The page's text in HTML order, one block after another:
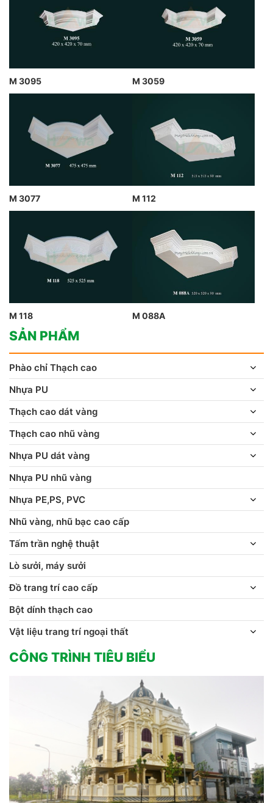
M 3095 M 3059
M 3077 M 112
M 118 M 088A
SẢN PHẨM
Phào chỉ Thạch cao
Nhựa PU
Thạch cao dát vàng
Thạch cao nhũ vàng
Nhựa PU dát vàng
Nhựa PU nhũ vàng
Nhựa PE,PS, PVC
Nhũ vàng, nhũ bạc cao cấp
Tấm trần nghệ thuật
Lò sưởi, máy sưởi
Đồ trang trí cao cấp
Bột dính thạch cao
Vật liệu trang trí ngoại thất
CÔNG TRÌNH TIÊU BIỂU